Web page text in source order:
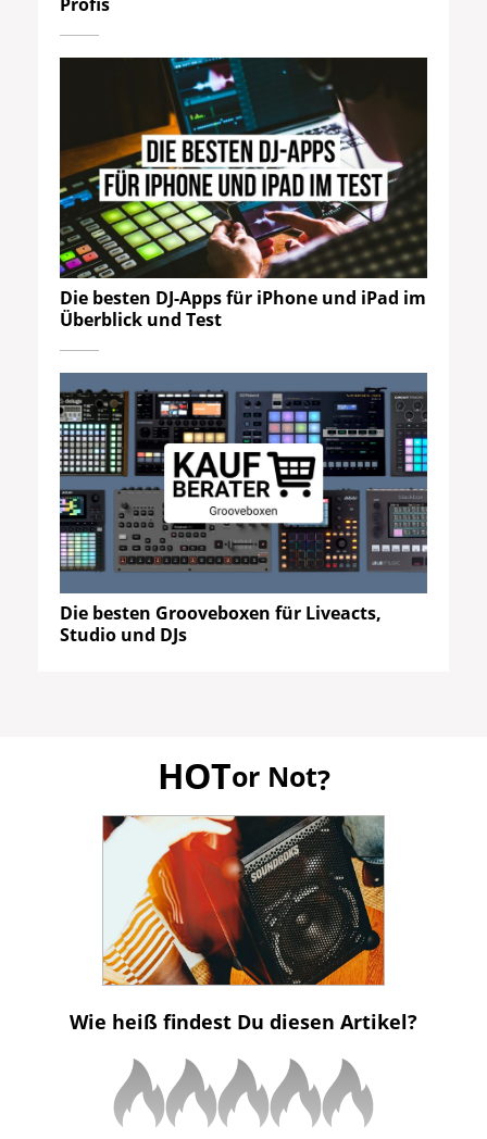
Die besten DJ-Apps für iPhone und iPad im
Überblick und Test
Die besten Grooveboxen für Liveacts,
Studio und DJs
HOTor Not?
Wie heiß findest Du diesen Artikel?